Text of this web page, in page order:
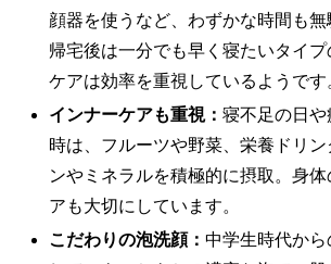
顔器を使うなど、わずかな時間も無
帰宅後は一分でも早く寝たいタイ
ケアは効率を重視しているようです
インナーケアも重視：寝不足の日や
時は、フルーツや野菜、栄養ドリン
ンやミネラルを積極的に摂取。身
アも大切にしています。
こだわりの泡洗顔：中学生時代から